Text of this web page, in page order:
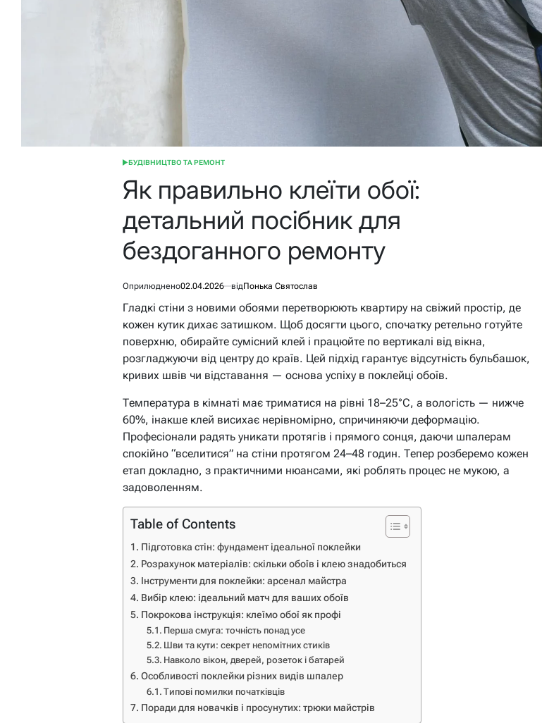
ОПУБЛІКУВАТИ
БУДІВНИЦТВО ТА РЕМОНТ
Як правильно клеїти обої:
детальний посібник для
бездоганного ремонту
Оприлюднено02.04.2026 відПонька Святослав
Гладкі стіни з новими обоями перетворюють квартиру на свіжий простір, де
кожен кутик дихає затишком. Щоб досягти цього, спочатку ретельно готуйте
поверхню, обирайте сумісний клей і працюйте по вертикалі від вікна,
розгладжуючи від центру до країв. Цей підхід гарантує відсутність бульбашок,
кривих швів чи відставання — основа успіху в поклейці обоїв.
Температура в кімнаті має триматися на рівні 18–25°C, а вологість — нижче
60%, інакше клей висихає нерівномірно, спричиняючи деформацію.
Професіонали радять уникати протягів і прямого сонця, даючи шпалерам
спокійно “вселитися” на стіни протягом 24–48 годин. Тепер розберемо кожен
етап докладно, з практичними нюансами, які роблять процес не мукою, а
задоволенням.
Table of Contents
Підготовка стін: фундамент ідеальної поклейки
Розрахунок матеріалів: скільки обоїв і клею знадобиться
Інструменти для поклейки: арсенал майстра
Вибір клею: ідеальний матч для ваших обоїв
Покрокова інструкція: клеїмо обої як профі
Перша смуга: точність понад усе
Шви та кути: секрет непомітних стиків
Навколо вікон, дверей, розеток і батарей
Особливості поклейки різних видів шпалер
Типові помилки початківців
Поради для новачків і просунутих: трюки майстрів